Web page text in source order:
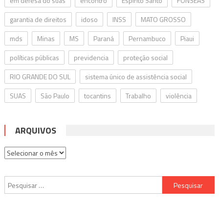
garantia de direitos
idoso INSS
MATO GROSSO
mds
Minas MS Paraná Pernambuco
Piaui
políticas públicas
previdencia
proteção social
RIO GRANDE DO SUL
sistema único de assistência social
SUAS
São Paulo tocantins Trabalho violência
ARQUIVOS
Arquivos
Pesquisar
por: